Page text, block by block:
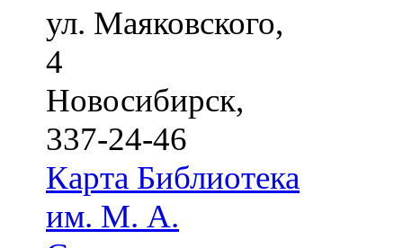
ул. Маяковского,
4
Новосибирск,
337-24-46
Карта Библиотека
им. М. А.